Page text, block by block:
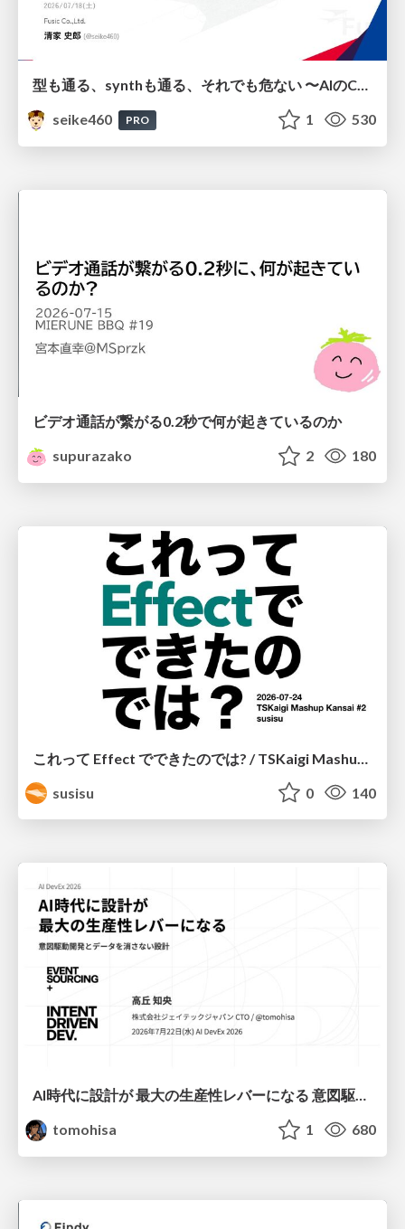
seike460
PRO 1 530
ビデオ通話が繋がる0.2秒で何が起きているのか
supurazako
2 180
susisu
0 140
AI時代に設計が 最大の生産性レバーになる 意図駆動開発とデータを消さない設計｜Don't Delete Your Data or Your Intent — Design as the Deepest Lever in the AI Era
tomohisa
1 680